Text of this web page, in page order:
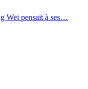
Wei pensait à ses…